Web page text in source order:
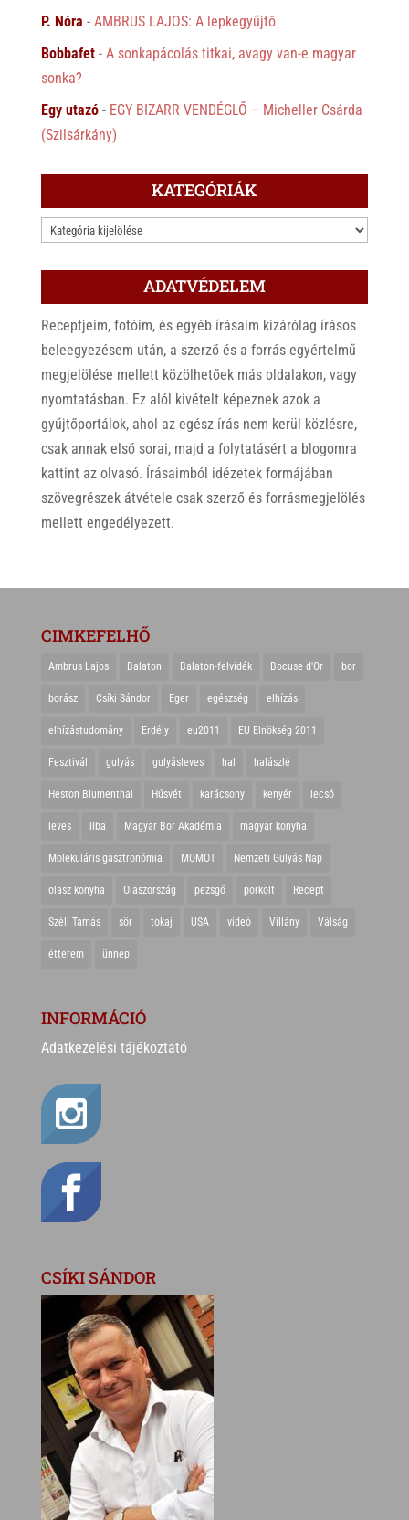
P. Nóra - AMBRUS LAJOS: A lepkegyűjtő
Bobbafet- A sonkapácolás titkai, avagy van-e magyar
sonka?
Egy utazó- EGY BIZARR VENDÉGLŐ – Micheller Csárda
(Szilsárkány)
KATEGÓRIÁK
KATEGÓRIÁK
ADATVÉDELEM
Receptjeim, fotóim, és egyéb írásaim kizárólag írásos
beleegyezésem után, a szerző és a forrás egyértelmű
megjelölése mellett közölhetőek más oldalakon, vagy
nyomtatásban. Ez alól kivételt képeznek azok a
gyűjtőportálok, ahol az egész írás nem kerül közlésre,
csak annak első sorai, majd a folytatásért a blogomra
kattint az olvasó. Írásaimból idézetek formájában
szövegrészek átvétele csak szerző és forrásmegjelölés
mellett engedélyezett.
CIMKEFELHŐ
Ambrus Lajos Balaton Balaton-felvidék Bocuse d'Or bor
borász Csíki Sándor Eger egészség elhízás
elhízástudomány Erdély eu2011 EU Elnökség 2011
Fesztivál gulyás gulyásleves hal halászlé
Heston Blumenthal Húsvét karácsony kenyér lecsó
leves liba Magyar Bor Akadémia magyar konyha
Molekuláris gasztronómia MOMOT Nemzeti Gulyás Nap
olasz konyha Olaszország pezsgő pörkölt Recept
Széll Tamás sör tokaj USA videó Villány Válság
étterem ünnep
INFORMÁCIÓ
Adatkezelési tájékoztató
CSÍKI SÁNDOR